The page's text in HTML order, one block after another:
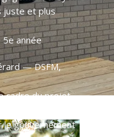
juste et plus
5e année
— DSFM,
cadre du projet
le gouvernement